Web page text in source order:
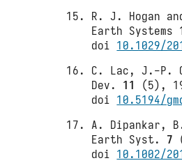
R. J. Hogan
Earth Systems
doi 10.1029/
C. Lac, J.-P.
Dev. 11
(5),
doi 10.5194/
A. Dipankar,
Earth Syst. 7
doi 10.1002/